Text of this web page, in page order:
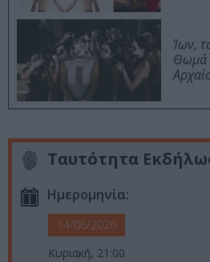
Ίων,
Θωμά
Ταυτότητα
Ημερομηνία:
14/06/2026
Κυριακή, 21:00